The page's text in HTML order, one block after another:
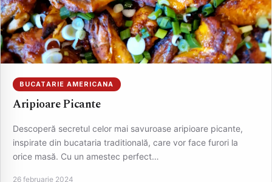
BUCATARIE AMERICANA
Aripioare Picante
Descoperă secretul celor mai savuroase aripioare picante,
inspirate din bucataria traditională, care vor face furori la
orice masă. Cu un amestec perfect…
26 februarie 2024